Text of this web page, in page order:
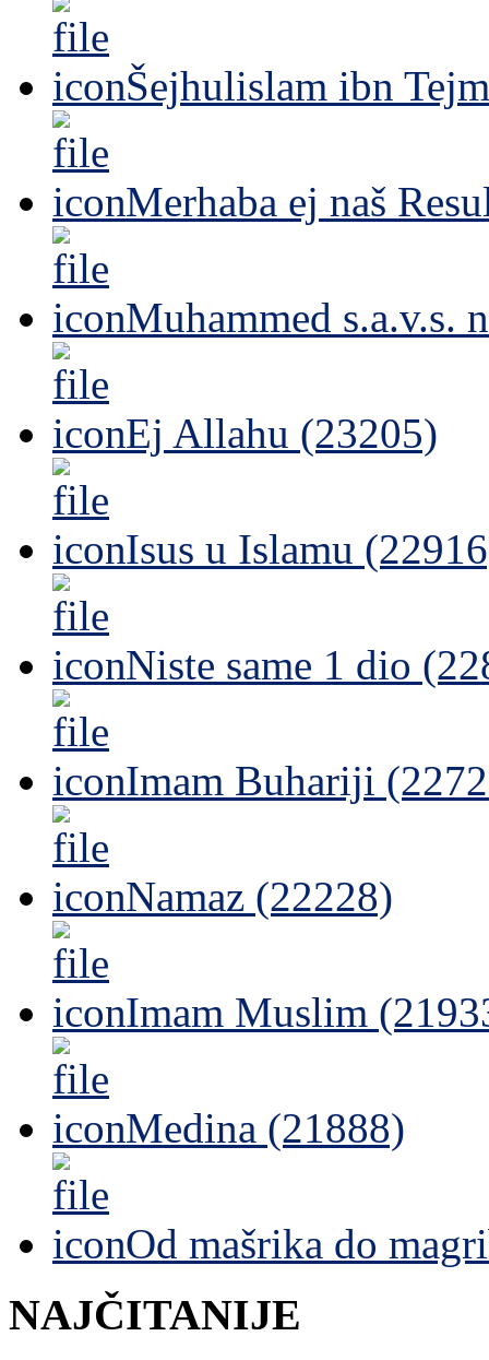
Šejhulislam ibn
Merhaba ej naš
Muhammed s.a.v.s.
Ej Allahu (23205)
Isus u Islamu
Niste same 1 dio
Imam Buhariji
Namaz (22228)
Imam Muslim
Medina (21888)
Od mašrika do
NAJČITANIJE